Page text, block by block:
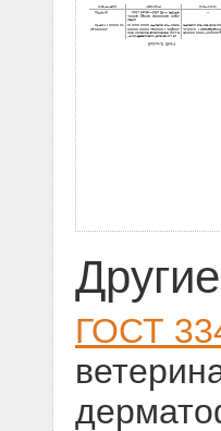
ГОСТ